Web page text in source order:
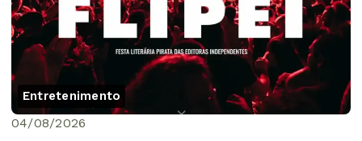
Entretenimento
04/08/2026